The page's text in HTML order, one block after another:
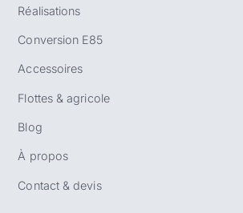
Réalisations
Conversion E85
Accessoires
Flottes & agricole
Blog
À propos
Contact & devis